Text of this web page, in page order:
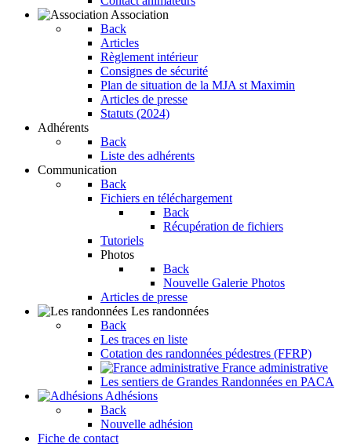
Association
Back
Articles
Règlement intérieur
Consignes de sécurité
Plan de situation de la MJA st Maximin
Articles de presse
Statuts (2024)
Adhérents
Back
Liste des adhérents
Communication
Back
Fichiers en téléchargement
Back
Récupération de fichiers
Tutoriels
Photos
Back
Nouvelle Galerie Photos
Articles de presse
Les randonnées
Back
Les traces en liste
Cotation des randonnées pédestres (FFRP)
France administrative
Les sentiers de Grandes Randonnées en PACA
Adhésions
Back
Nouvelle adhésion
Fiche de contact